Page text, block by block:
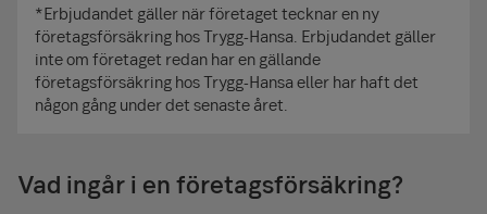
*Erbjudandet gäller när företaget tecknar en ny
företagsförsäkring hos Trygg-Hansa. Erbjudandet gäller
inte om företaget redan har en gällande
företagsförsäkring hos Trygg-Hansa eller har haft det
någon gång under det senaste året.
Vad ingår i en företagsförsäkring?